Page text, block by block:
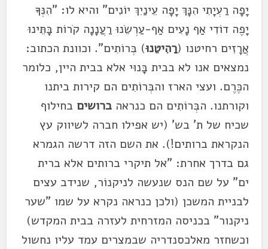
יָפָה רַעְיָתִי הִנָּךְ יָפָה עֵינַיִךְ יוֹנִים" והיא לו: "הִנְּךָ
יָפֶה דוֹדִי אַף נָעִים אַף-עַרְשֵׂנוּ רַעֲנָנָה קֹרוֹת בָּתֵּינוּ
אֲרָזִים רחיטנו (רַהִיטֵנוּ) בְּרוֹתִים". וכוונת הכתוב:
נמצאים אנו לא בבית בָּנוּי אלא בבית היין, כלומר
הכֶּרֶם. ועצי הארז והבְּרוֹתִים הם קירות ביתנו
וקורתנו. הבְּרוֹתִים הם כנראהברושים בחילוף
שכיח של ת' בש' (יש אפילו חברה לשיווק עץ
הנקראת ברותים!). את השם הזה דרשה הגמרא
גם בדרך אחרת: "אל תיקרי ברותים אלא ברית
ים" על שם הנס שנעשה לניקנוֹר, שנידב עצים
לבניית המשכן (ולכן כנראה נקרא על שמו "שער
ניקנור" בכניסה המזרחית לעזרה בבית המקדש)
וכשחזר מאלכסנדריה שבמצרים עמד עליו נחשול